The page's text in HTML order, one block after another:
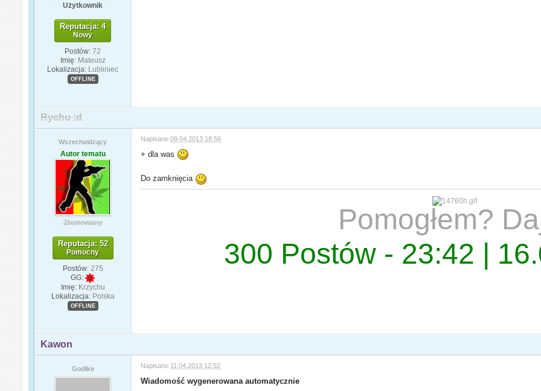
Użytkownik
Reputacja: 4
Nowy
Postów: 72
Imię: Mateusz
Lokalizacja: Lubliniec
OFFLINE
Rychu :d
Wszechwidzący
Autor tematu
Zbanowany
Reputacja: 52
Pomocny
Postów: 275
GG:
Imię: Krzychu
Lokalizacja: Polska
OFFLINE
Napisano09.04.2013 18:56
+ dla was
Do zamknięcia
Pomogłem?
300 Postów - 23:42 |
Kawon
Godlike Napisano 11.04.2013 12:52
Wiadomość wygenerowana automatycznie